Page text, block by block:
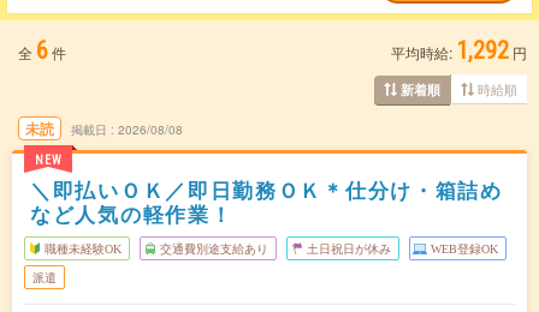
全 6件 平均時給: 1,292 円
新着順 時給順
未読
NEW
掲載日 2026/08/08
＼即払いＯＫ／即日勤務ＯＫ＊仕分け・箱詰め
など人気の軽作業！
職種未経験OK 交通費別途支給あり 土日祝日が休み WEB登録OK
派遣